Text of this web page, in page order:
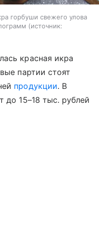
горбуши свежего улова
источник:
красная икра
партии стоят
продукции. В
до 15–18 тыс. рублей